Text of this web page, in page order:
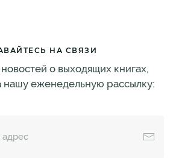
НА СВЯЗИ
о выходящих книгах,
нашу еженедельную рассылку: